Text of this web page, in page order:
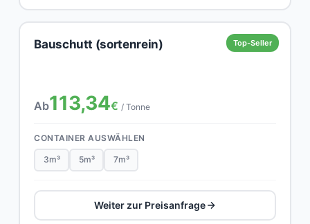
Top-Seller
Bauschutt (sortenrein)
Ab113,34€ / Tonne
CONTAINER AUSWÄHLEN
3m³ 5m³ 7m³
Weiter zur Preisanfrage